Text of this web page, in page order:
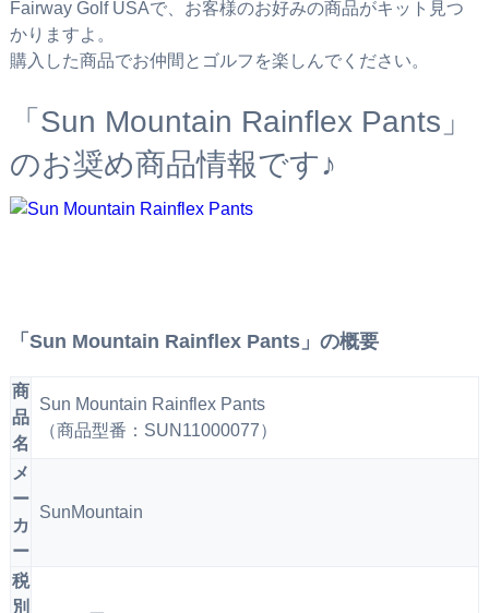
Fairway Golf USAで、お客様のお好みの商品がキット見つ
かりますよ。
購入した商品でお仲間とゴルフを楽しんでください。
「Sun Mountain Rainflex Pants」
のお奨め商品情報です♪
「Sun Mountain Rainflex Pants」の概要
商
品
名
Sun Mountain Rainflex Pants
（商品型番：SUN11000077）
メ
ー
カ
ー
SunMountain
税
別